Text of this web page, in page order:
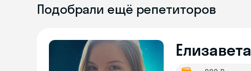
Подобрали ещё репетиторов
Елизавета